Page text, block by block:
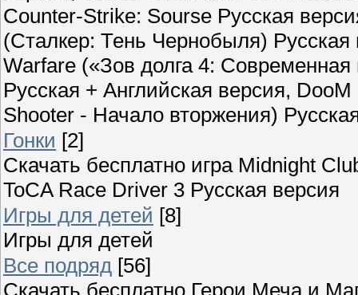
Counter-Strike: Sourse Русская
(Сталкер: Тень Чернобыля)
Warfare («Зов долга 4:
Русская + Английская версия,
Shooter - Начало вторжения)
Гонки [2]
Скачать бесплатно игра Midnight
ToCA Race Driver 3 Русская версия
Игры для детей [8]
Игры для детей
Все подряд [56]
Скачать бесплатно Герои Меча и